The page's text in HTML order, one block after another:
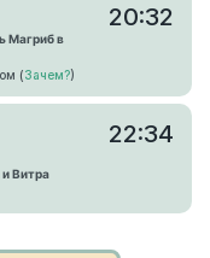
Магриб в
(Зачем?)
20:32
Витра
22:34